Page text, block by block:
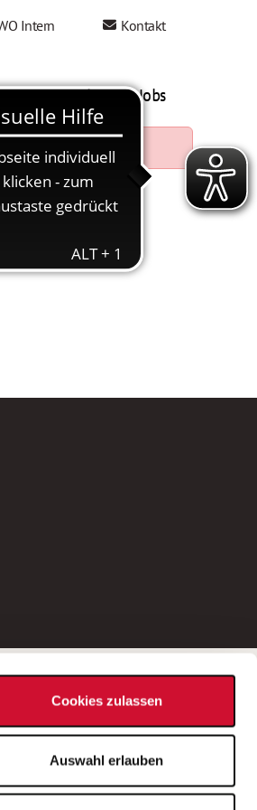
Cookies zulassen
Auswahl erlauben
Intern Kontakt
Mein AWO Jobs
zu einer Stellenausschreibung
sich bitte an die*den in der
genannte*n